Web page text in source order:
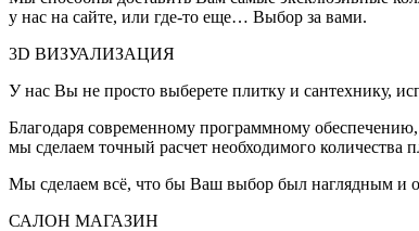
у нас на сайте, или где-то еще… Выбор за вами.
3D ВИЗУАЛИЗАЦИЯ
У нас Вы не просто выберете плитку и сантехнику,
Благодаря современному программному
мы сделаем точный расчет необходимого количества
Мы сделаем всё, что бы Ваш выбор был наглядным и
САЛОН МАГАЗИН